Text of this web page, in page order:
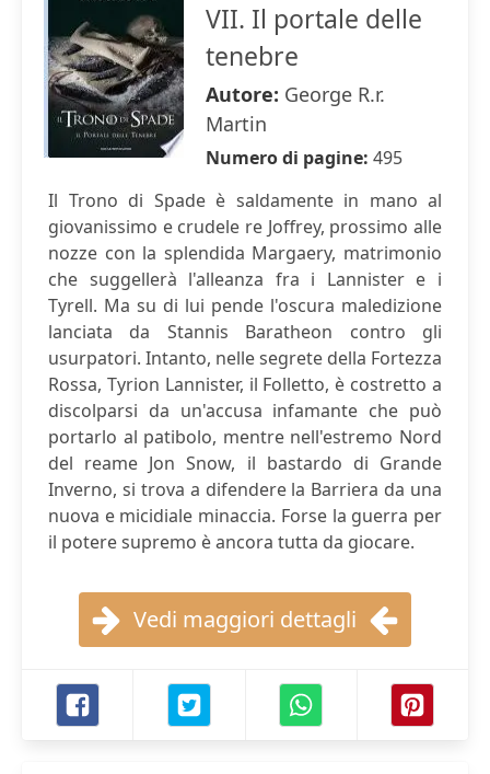
VII. Il portale delle
tenebre
Autore: George R.r.
Martin
Numero di pagine: 495
Il Trono di Spade è saldamente in mano al
giovanissimo e crudele re Joffrey, prossimo alle
nozze con la splendida Margaery, matrimonio
che suggellerà l'alleanza fra i Lannister e i
Tyrell. Ma su di lui pende l'oscura maledizione
lanciata da Stannis Baratheon contro gli
usurpatori. Intanto, nelle segrete della Fortezza
Rossa, Tyrion Lannister, il Folletto, è costretto a
discolparsi da un'accusa infamante che può
portarlo al patibolo, mentre nell'estremo Nord
del reame Jon Snow, il bastardo di Grande
Inverno, si trova a difendere la Barriera da una
nuova e micidiale minaccia. Forse la guerra per
il potere supremo è ancora tutta da giocare.
Vedi maggiori dettagli